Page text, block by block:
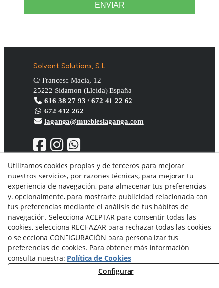
ENVIAR
Solvent Solutions, S.L.
C/ Francesc Macia, 12
25222 Sidamon (Lleida) España
616 38 27 93 / 672 41 22 62
672 412 262
laganga@muebleslaganga.com
Aviso Legal
Política de privacidad
Política Cookies
Condiciones generales de compra
Derecho de desistimiento
Organismos de resolución de conflictos
Utilizamos cookies propias y de terceros para mejorar
nuestros servicios, por razones técnicas, para mejorar tu
experiencia de navegación, para almacenar tus preferencias
y, opcionalmente, para mostrarte publicidad relacionada con
tus preferencias mediante el análisis de tus hábitos de
navegación. Selecciona ACEPTAR para consentir todas las
cookies, selecciona RECHAZAR para rechazar todas las cookies
o selecciona CONFIGURACIÓN para personalizar tus
preferencias de cookies. Para obtener más información
consulta nuestra: Política de Cookies
Configurar